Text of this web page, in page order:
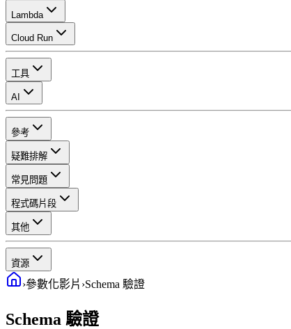
Lambda
Cloud Run
工具
AI
參考
疑難排解
常見問題
程式碼片段
其他
資源
›參數化影片 ›Schema 驗證
Schema 驗證